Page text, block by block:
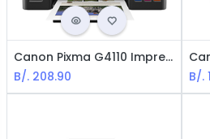
Canon Pixma G4110 Impresora Multifuncional - Impresora / Escáner / Fax / Copiador / WiFi / Negra
B/. 208.90
B/.